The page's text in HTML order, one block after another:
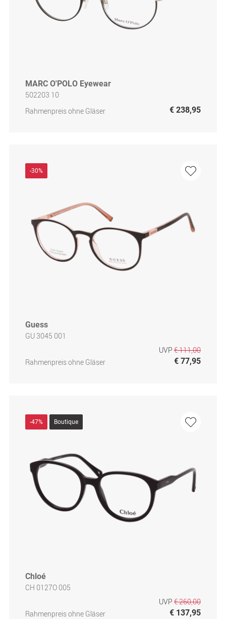
MARC O'POLO Eyewear
502203 10
Rahmenpreis ohne Gläser
€ 238,95
-30%
Guess
GU 3045 001
Rahmenpreis ohne Gläser
UVP € 111,00
€ 77,95
-47% Boutique
Chloé
CH 0127O 005
Rahmenpreis ohne Gläser
UVP € 260,00
€ 137,95